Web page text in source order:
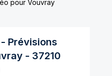
pour Vouvray
Prévisions
- 37210